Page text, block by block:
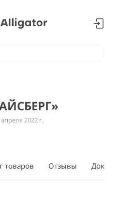
2022 г.
товаров Отзывы